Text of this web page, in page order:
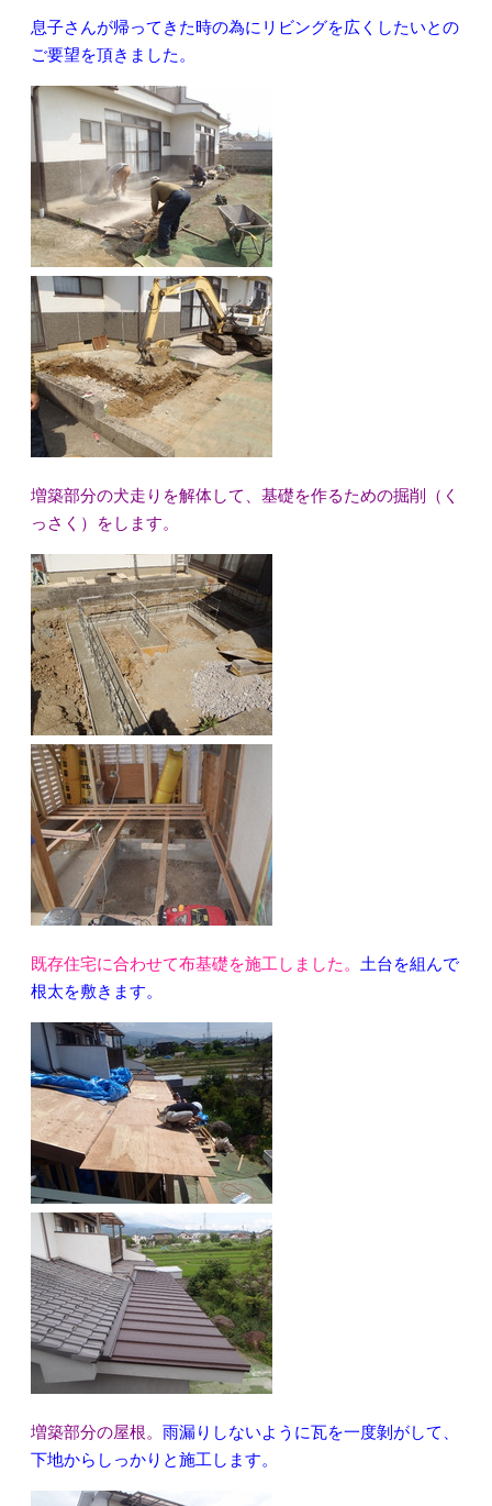
息子さんが帰ってきた時の為にリビングを広くしたいとの
ご要望を頂きました。
増築部分の犬走りを解体して、基礎を作るための掘削（く
っさく）をします。
既存住宅に合わせて布基礎を施工しました。 土台を組んで
根太を敷きます。
増築部分の屋根。 雨漏りしないように瓦を一度剝がして、
下地からしっかりと施工します。